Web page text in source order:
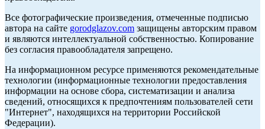
Все фотографические произведения, отмеченные подписью
автора на сайте gorodglazov.com защищены авторским правом
и являются интеллектуальной собственностью. Копирование
без согласия правообладателя запрещено.
На информационном ресурсе применяются рекомендательные
технологии (информационные технологии предоставления
информации на основе сбора, систематизации и анализа
сведений, относящихся к предпочтениям пользователей сети
"Интернет", находящихся на территории Российской
Федерации).